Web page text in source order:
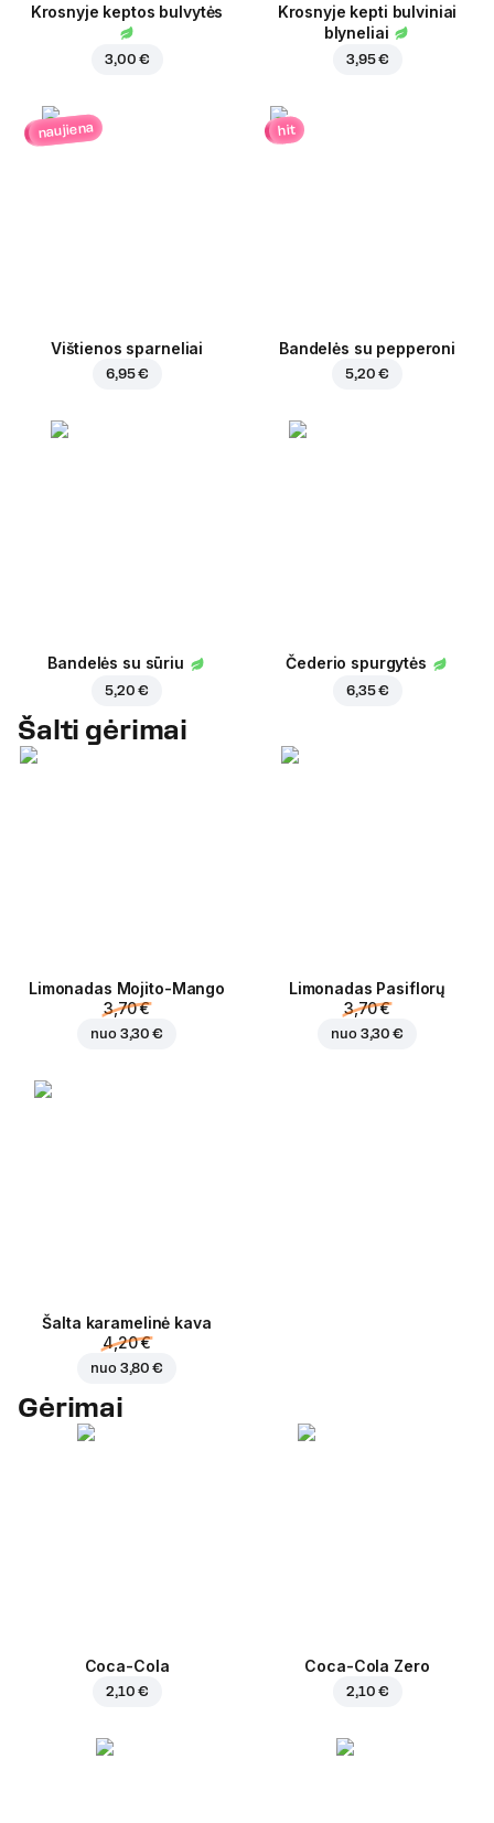
Krosnyje keptos bulvytės
3,00 €
Krosnyje kepti bulviniai
blyneliai
3,95 €
naujiena
Vištienos sparneliai
6,95 €
hit
Bandelės su pepperoni
5,20 €
Bandelės su sūriu
5,20 €
Čederio spurgytės
6,35 €
Šalti gėrimai
Limonadas Mojito-Mango
3,70 €
nuo 3,30 €
Limonadas Pasiflorų
3,70 €
nuo 3,30 €
Šalta karamelinė kava
4,20 €
nuo 3,80 €
Gėrimai
Coca-Cola
2,10 €
Coca-Cola Zero
2,10 €